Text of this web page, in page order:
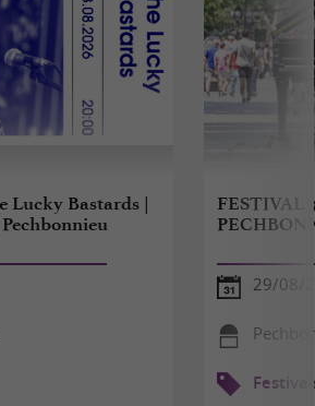
Lucky Bastards |
FESTIVAL
29/08/